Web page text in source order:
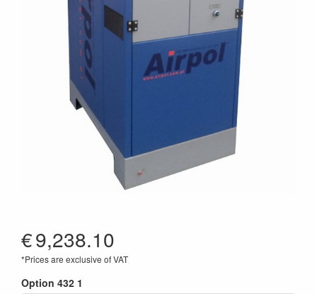
€9,238.10
*Prices are exclusive of VAT
Option 432 1